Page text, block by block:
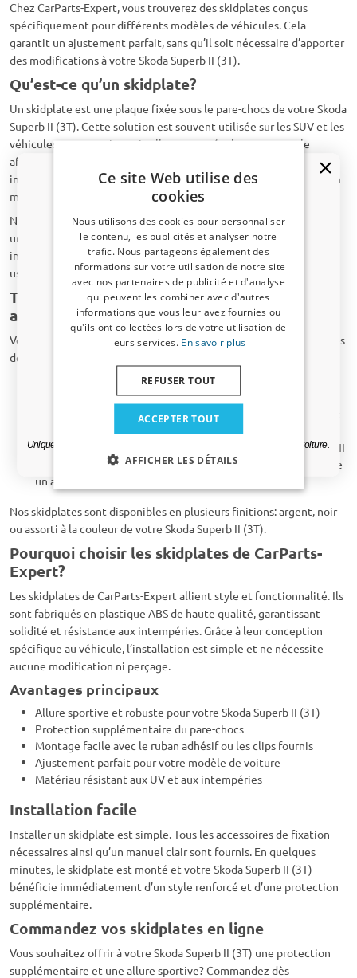
Chez CarParts-Expert, vous trouverez des skidplates conçus
spécifiquement pour différents modèles de véhicules. Cela
garantit un ajustement parfait, sans qu’il soit nécessaire d’apporter
des modifications à votre Skoda Superb II (3T).
Qu’est-ce qu’un skidplate?
Un skidplate est une plaque fixée sous le pare-chocs de votre Skoda
Superb II (3T). Cette solution est souvent utilisée sur les SUV et les
véhicules tout-terrain, mais elle apporte également un style
affirmé aux modèles classiques. Le skidplate protège la partie
inférieure du pare-chocs contre les petits impacts, par exemple en
montant sur un trottoir ou face aux projections de gravillons.
Nos skidplates sont conçus pour améliorer l’aspect visuel et offrir
une protection légère. Ils ne conviennent pas à une utilisation
intensive en tout-terrain, mais sont parfaitement adaptés à un
usage quotidien.
Types de skidplates: pare-chocs avant et
arrière
Vous pouvez opter pour un skidplate à l’avant, à l’arrière ou pour les
deux:
: Installé sous la partie avant de votre Skoda
Superb II (3T). Protège contre les dommages de
stationnement et les projections de pierres, tout en donnant
un look sportif à votre Skoda Superb II (3T).
Skidplate arrière
: Placé sous l’arrière de votre Skoda Superb II
(3T). Protège lors des manœuvres en marche arrière et donne
un aspect robuste à l’arrière.
Nos skidplates sont disponibles en plusieurs finitions: argent, noir
ou assorti à la couleur de votre Skoda Superb II (3T).
Pourquoi choisir les skidplates de CarParts-
Expert?
Les skidplates de CarParts-Expert allient style et fonctionnalité. Ils
sont fabriqués en plastique ABS de haute qualité, garantissant
solidité et résistance aux intempéries. Grâce à leur conception
spécifique au véhicule, l’installation est simple et ne nécessite
aucune modification ni perçage.
Avantages principaux
Allure sportive et robuste pour votre Skoda Superb II (3T)
Protection supplémentaire du pare-chocs
Montage facile avec le ruban adhésif ou les clips fournis
Ajustement parfait pour votre modèle de voiture
Matériau résistant aux UV et aux intempéries
Installation facile
Installer un skidplate est simple. Tous les accessoires de fixation
nécessaires ainsi qu’un manuel clair sont fournis. En quelques
minutes, le skidplate est monté et votre Skoda Superb II (3T)
bénéficie immédiatement d’un style renforcé et d’une protection
supplémentaire.
Commandez vos skidplates en ligne
Vous souhaitez offrir à votre Skoda Superb II (3T) une protection
supplémentaire et une allure sportive? Commandez dès
Ce site Web utilise des
cookies
Nous utilisons des cookies pour personnaliser
le contenu, les publicités et analyser notre
trafic. Nous partageons également des
informations sur votre utilisation de notre site
avec nos partenaires de publicité et d'analyse
qui peuvent les combiner avec d'autres
informations que vous leur avez fournies ou
qu'ils ont collectées lors de votre utilisation de
leurs services. En savoir plus
ACCEPTER TOUT
REFUSER TOUT
AFFICHER LES DÉTAILS
Un code de réduction de 5 % ?
Inscrivez-vous dès maintenant à notre
newsletter et profitez-en ! Votre code promo est
valable 3 jours.
Uniquement des mises à jour et des offres pertinentes pour votre voiture.